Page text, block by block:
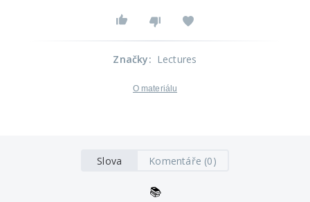
Značky: Lectures
O materiálu
Slova Komentáře (0)
📚